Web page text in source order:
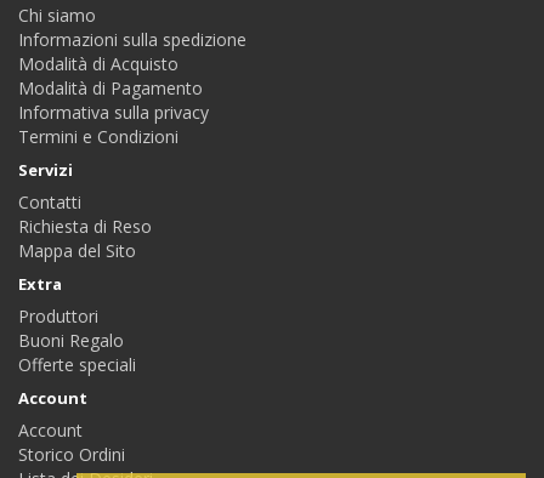
Chi siamo
Informazioni sulla spedizione
Modalità di Acquisto
Modalità di Pagamento
Informativa sulla privacy
Termini e Condizioni
Servizi
Contatti
Richiesta di Reso
Mappa del Sito
Extra
Produttori
Buoni Regalo
Offerte speciali
Account
Account
Storico Ordini